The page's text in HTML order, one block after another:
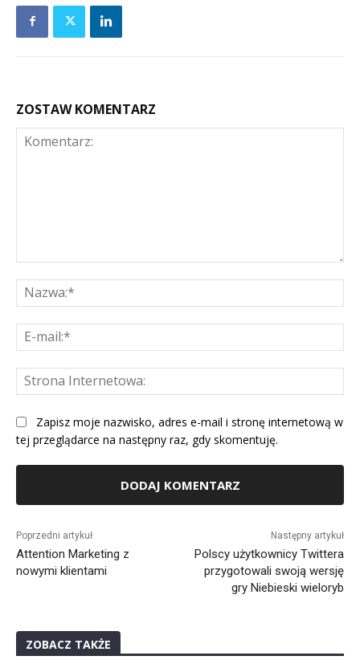
ZOSTAW KOMENTARZ
Zapisz moje nazwisko, adres e-mail i stronę internetową w
tej przeglądarce na następny raz, gdy skomentuję.
Poprzedni artykuł
Attention Marketing z
nowymi klientami
Następny artykuł
Polscy użytkownicy Twittera
przygotowali swoją wersję
gry Niebieski wieloryb
ZOBACZ TAKŻE